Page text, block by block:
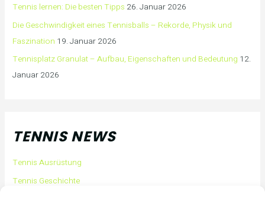
Tennis lernen: Die besten Tipps 26. Januar 2026
Die Geschwindigkeit eines Tennisballs – Rekorde, Physik und
Faszination 19. Januar 2026
Tennisplatz Granulat – Aufbau, Eigenschaften und Bedeutung 12.
Januar 2026
TENNIS NEWS
Tennis Ausrüstung
Tennis Geschichte